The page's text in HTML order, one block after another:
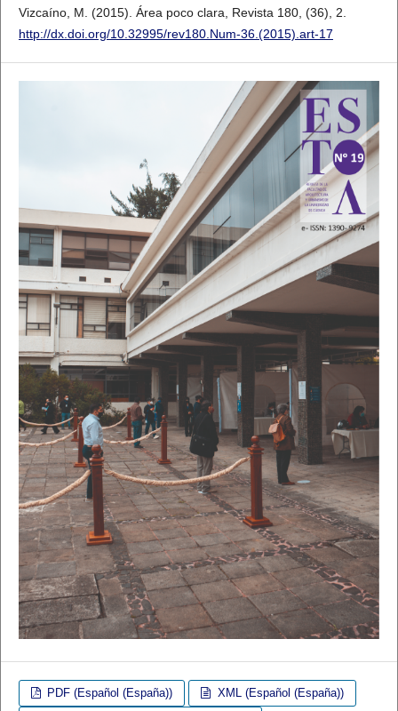
Vizcaíno, M. (2015). Área poco clara, Revista 180, (36), 2.
http://dx.doi.org/10.32995/rev180.Num-36.(2015).art-17
PDF (Español (España))
XML (Español (España))